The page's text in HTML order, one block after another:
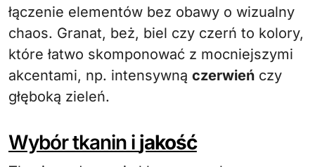
łączenie elementów bez obawy o wizualny
chaos. Granat, beż, biel czy czerń to kolory,
które łatwo skomponować z mocniejszymi
akcentami, np. intensywną czerwień czy
głęboką zieleń.
Wybór tkanin i jakość